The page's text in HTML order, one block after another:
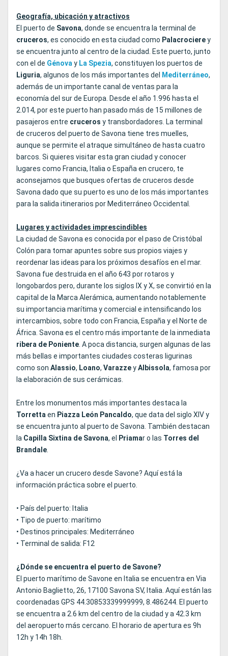
Geografía, ubicación y atractivos
El puerto de Savona, donde se encuentra la terminal de
cruceros, es conocido en esta ciudad como Palacrocierey
se encuentra junto al centro de la ciudad. Este puerto, junto
con el de Génovay La Spezia, constituyen los puertos de
Liguria, algunos de los más importantes del Mediterráneo,
además de un importante canal de ventas para la
economía del sur de Europa. Desde el año 1.996 hasta el
2.014, por este puerto han pasado más de 15 millones de
pasajeros entre cruceros y transbordadores. La terminal
de cruceros del puerto de Savona tiene tres muelles,
aunque se permite el atraque simultáneo de hasta cuatro
barcos. Si quieres visitar esta gran ciudad y conocer
lugares como Francia, Italia o España en crucero, te
aconsejamos que busques ofertas de cruceros desde
Savona dado que su puerto es uno de los más importantes
para la salida itinerarios por Mediterráneo Occidental.
Lugares y actividades imprescindibles
La ciudad de Savona es conocida por el paso de Cristóbal
Colón para tomar apuntes sobre sus propios viajes y
reordenar las ideas para los próximos desafíos en el mar.
Savona fue destruida en el año 643 por rotaros y
longobardos pero, durante los siglos IX y X, se convirtió en la
capital de la Marca Alerámica, aumentando notablemente
su importancia marítima y comercial e intensificando los
intercambios, sobre todo con Francia, España y el Norte de
África. Savona es el centro más importante de la inmediata
ribera de Poniente. A poca distancia, surgen algunas de las
más bellas e importantes ciudades costeras ligurinas
como son Alassio, Loano, VarazzeyAlbissola, famosa por
la elaboración de sus cerámicas.
Entre los monumentos más importantes destaca la
Torrettaen Piazza León Pancaldo, que data del siglo XIV y
se encuentra junto al puerto de Savona. También destacan
la Capilla Sixtina de Savona, el Priamar o las Torres del
Brandale.
¿Va a hacer un crucero desde Savone? Aquí está la
información práctica sobre el puerto.
• País del puerto: Italia
• Tipo de puerto: marítimo
• Destinos principales: Mediterráneo
• Terminal de salida: F12
¿Dónde se encuentra el puerto de Savone?
El puerto marítimo de Savone en Italia se encuentra en Via
Antonio Baglietto, 26, 17100 Savona SV, Italia. Aquí están las
coordenadas GPS 44.30853339999999, 8.486244. El puerto
se encuentra a 2.6 km del centro de la ciudad y a 42.3 km
del aeropuerto más cercano. El horario de apertura es 9h
12h y 14h 18h.